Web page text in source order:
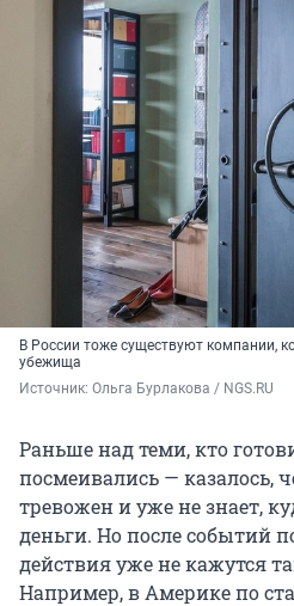
В России тоже существуют компании,
убежища
Источник: Ольга Бурлакова / NGS.RU
Раньше над теми, кто
посмеивались — казалось,
тревожен и уже не знает,
деньги. Но после событий
действия уже не кажутся
Например, в Америке по